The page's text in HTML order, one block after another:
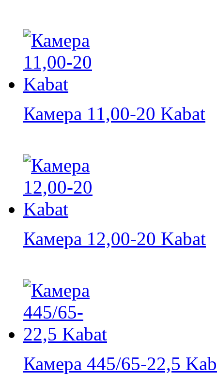
Камера 11,00-20 Kabat
Камера 12,00-20 Kabat
Камера 445/65-22,5